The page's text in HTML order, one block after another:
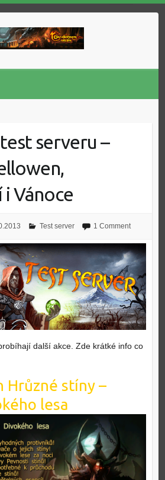
serveru –
Vánoce
Test server 1 Comment
další akce. Zde krátké info co
Hrůzné stíny –
lesa